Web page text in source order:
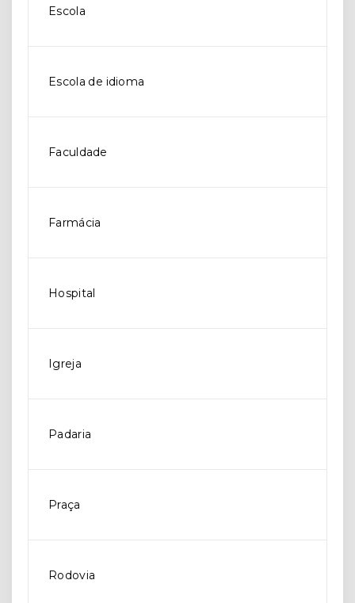
Escola
Escola de idioma
Faculdade
Farmácia
Hospital
Igreja
Padaria
Praça
Rodovia